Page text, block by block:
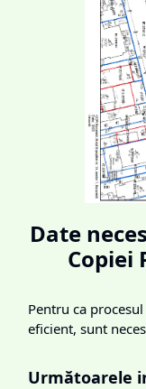
Date
Copiei
Pentru ca
eficient, sunt
Următoarele